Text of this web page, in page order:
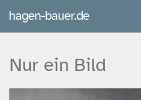
hagen-bauer.de
Nur ein Bild